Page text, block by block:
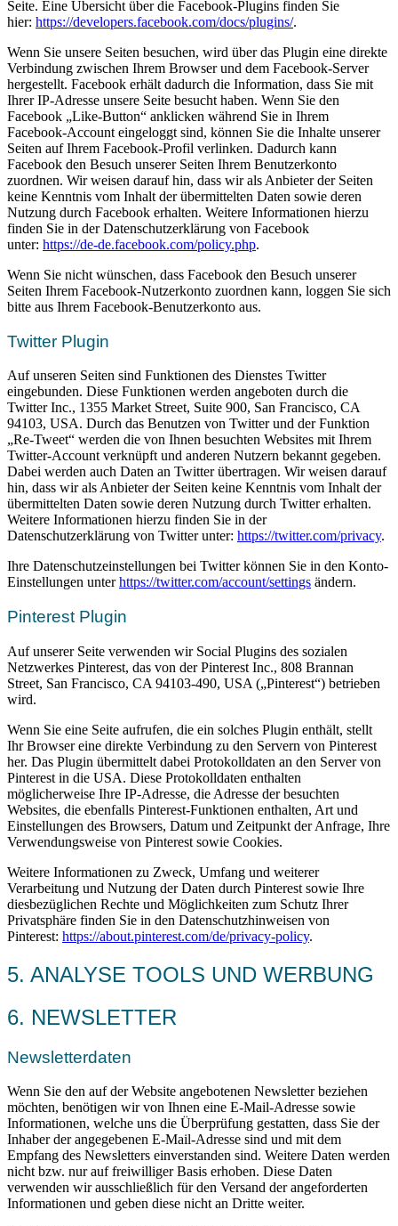
Seite. Eine Übersicht über die Facebook-Plugins finden Sie
hier: https://developers.facebook.com/docs/plugins/.
Wenn Sie unsere Seiten besuchen, wird über das Plugin eine direkte
Verbindung zwischen Ihrem Browser und dem Facebook-Server
hergestellt. Facebook erhält dadurch die Information, dass Sie mit
Ihrer IP-Adresse unsere Seite besucht haben. Wenn Sie den
Facebook „Like-Button“ anklicken während Sie in Ihrem
Facebook-Account eingeloggt sind, können Sie die Inhalte unserer
Seiten auf Ihrem Facebook-Profil verlinken. Dadurch kann
Facebook den Besuch unserer Seiten Ihrem Benutzerkonto
zuordnen. Wir weisen darauf hin, dass wir als Anbieter der Seiten
keine Kenntnis vom Inhalt der übermittelten Daten sowie deren
Nutzung durch Facebook erhalten. Weitere Informationen hierzu
finden Sie in der Datenschutzerklärung von Facebook
unter: https://de-de.facebook.com/policy.php.
Wenn Sie nicht wünschen, dass Facebook den Besuch unserer
Seiten Ihrem Facebook-Nutzerkonto zuordnen kann, loggen Sie sich
bitte aus Ihrem Facebook-Benutzerkonto aus.
Twitter Plugin
Auf unseren Seiten sind Funktionen des Dienstes Twitter
eingebunden. Diese Funktionen werden angeboten durch die
Twitter Inc., 1355 Market Street, Suite 900, San Francisco, CA
94103, USA. Durch das Benutzen von Twitter und der Funktion
„Re-Tweet“ werden die von Ihnen besuchten Websites mit Ihrem
Twitter-Account verknüpft und anderen Nutzern bekannt gegeben.
Dabei werden auch Daten an Twitter übertragen. Wir weisen darauf
hin, dass wir als Anbieter der Seiten keine Kenntnis vom Inhalt der
übermittelten Daten sowie deren Nutzung durch Twitter erhalten.
Weitere Informationen hierzu finden Sie in der
Datenschutzerklärung von Twitter unter: https://twitter.com/privacy.
Ihre Datenschutzeinstellungen bei Twitter können Sie in den Konto-
Einstellungen unterhttps://twitter.com/account/settings ändern.
Pinterest Plugin
Auf unserer Seite verwenden wir Social Plugins des sozialen
Netzwerkes Pinterest, das von der Pinterest Inc., 808 Brannan
Street, San Francisco, CA 94103-490, USA („Pinterest“) betrieben
wird.
Wenn Sie eine Seite aufrufen, die ein solches Plugin enthält, stellt
Ihr Browser eine direkte Verbindung zu den Servern von Pinterest
her. Das Plugin übermittelt dabei Protokolldaten an den Server von
Pinterest in die USA. Diese Protokolldaten enthalten
möglicherweise Ihre IP-Adresse, die Adresse der besuchten
Websites, die ebenfalls Pinterest-Funktionen enthalten, Art und
Einstellungen des Browsers, Datum und Zeitpunkt der Anfrage, Ihre
Verwendungsweise von Pinterest sowie Cookies.
Weitere Informationen zu Zweck, Umfang und weiterer
Verarbeitung und Nutzung der Daten durch Pinterest sowie Ihre
diesbezüglichen Rechte und Möglichkeiten zum Schutz Ihrer
Privatsphäre finden Sie in den Datenschutzhinweisen von
Pinterest: https://about.pinterest.com/de/privacy-policy.
5. ANALYSE TOOLS UND WERBUNG
6. NEWSLETTER
Newsletterdaten
Wenn Sie den auf der Website angebotenen Newsletter beziehen
möchten, benötigen wir von Ihnen eine E-Mail-Adresse sowie
Informationen, welche uns die Überprüfung gestatten, dass Sie der
Inhaber der angegebenen E-Mail-Adresse sind und mit dem
Empfang des Newsletters einverstanden sind. Weitere Daten werden
nicht bzw. nur auf freiwilliger Basis erhoben. Diese Daten
verwenden wir ausschließlich für den Versand der angeforderten
Informationen und geben diese nicht an Dritte weiter.